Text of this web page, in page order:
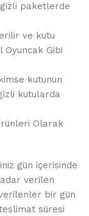
paketlerde
ve kutu
Oyuncak Gibi
kutunun
kutularda
Olarak
gün içerisinde
verilen
bir gün
süresi